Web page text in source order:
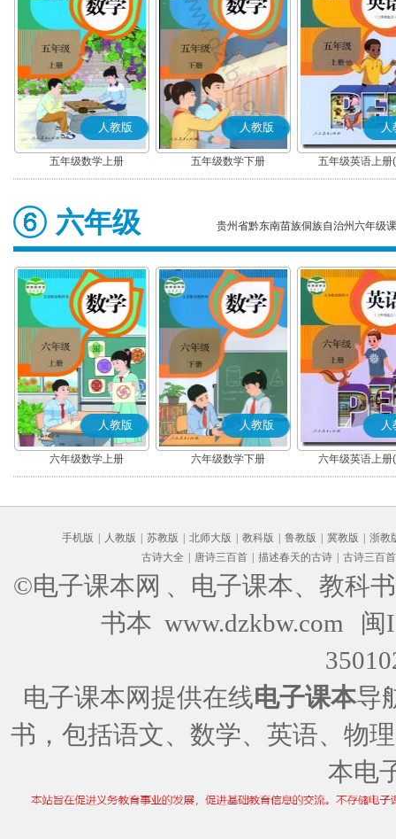
人教版
五年级数学上册
人教版
五年级数学下册
人
五年级英语上册
六年级 贵州省黔东南苗族侗族自治州六年级
人教版
六年级数学上册
人教版
六年级数学下册
人
六年级英语上册
手机版 人教版 苏教版 北师大版 教科版 鲁教版 冀教版
浙教
古诗大全
唐诗三百首 描述春天的古诗 古诗三百首
©电子课本网 、电子课本、教科
书本 www.dzkbw.com
闽
电子课本网提供在线电子课本导
书，包括语文、数学、英语、物
本电